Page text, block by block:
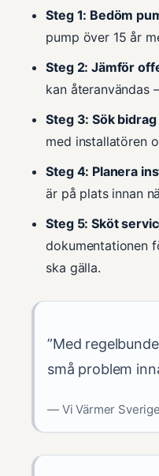
Steg 1: Bedöm
pump över 15 år
Steg 2: Jämför
kan återanvändas
Steg 3: Sök
med installatören
Steg 4: Planera
är på plats innan
Steg 5: Sköt
dokumentationen
ska gälla.
”Med
små problem
— Vi Värmer